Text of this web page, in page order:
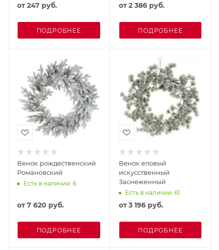
от247 руб.
ПОДРОБНЕЕ
от2 386 руб.
ПОДРОБНЕЕ
Венок рождественский
Романовский
Есть в наличии: 6
от7 620 руб.
ПОДРОБНЕЕ
Венок еловый
искусственный
Заснеженный
Есть в наличии: 61
от3 196 руб.
ПОДРОБНЕЕ